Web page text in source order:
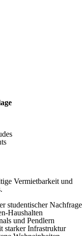
Vermietbarkeit und
studentischer Nachfrage
Haushalten
und Pendlern
starker Infrastruktur